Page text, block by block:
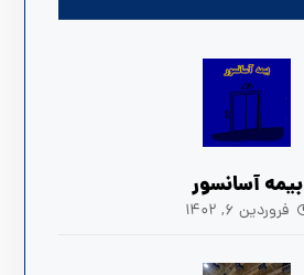
بیمه آسانسور
فروردین ۶, ۱۴۰۲